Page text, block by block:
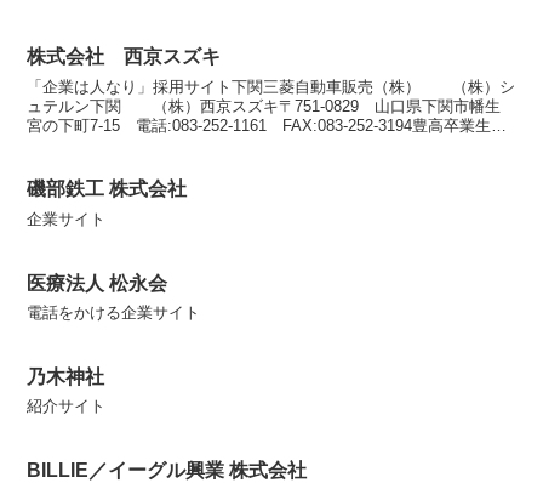
株式会社 西京スズキ
「企業は人なり」採用サイト下関三菱自動車販売（株） （株）シ
ュテルン下関 （株）西京スズキ〒751-0829 山口県下関市幡生
宮の下町7-15 電話:083-252-1161 FAX:083-252-3194豊高卒業生：
磯部鉄工 株式会社
企業サイト
医療法人 松永会
電話をかける企業サイト
乃木神社
紹介サイト
BILLIE／イーグル興業 株式会社